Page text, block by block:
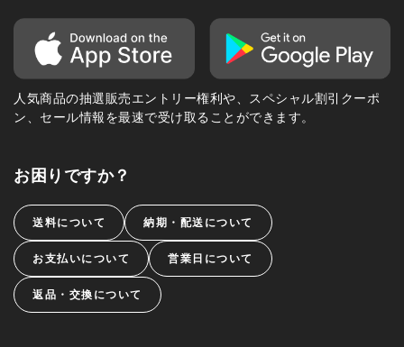
人気商品の抽選販売エントリー権利や、スペシャル割引クーポ
ン、セール情報を最速で受け取ることができます。
お困りですか？
送料について 納期・配送について
お支払いについて 営業日について
返品・交換について